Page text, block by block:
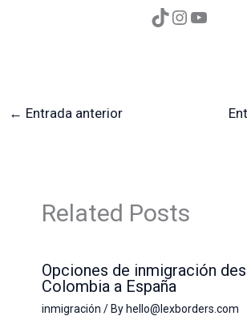
← Entrada anterior
Related Posts
Opciones de inmigración
Colombia a España
inmigración / Byhello@lexborders.com